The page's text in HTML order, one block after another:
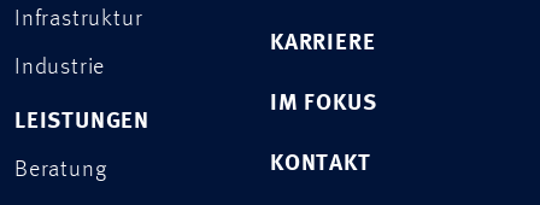
Infrastruktur
Industrie
LEISTUNGEN
Beratung
KARRIERE
IM FOKUS
KONTAKT